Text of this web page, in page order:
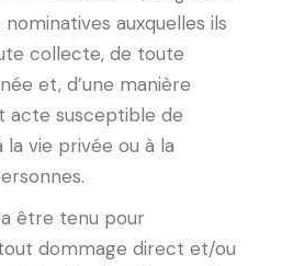
auxquelles ils
collecte, de toute
et, d’une manière
acte susceptible de
vie privée ou à la
être tenu pour
dommage direct et/ou